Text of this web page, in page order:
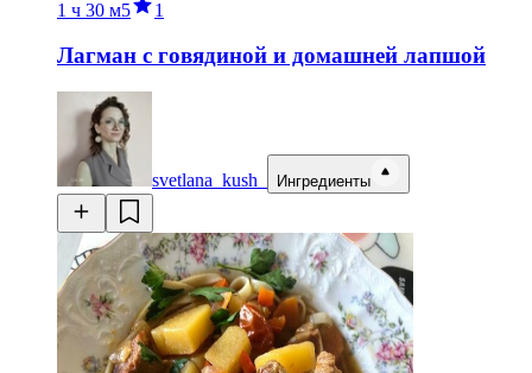
1 ч 30 м5 1
Лагман с говядиной и домашней лапшой
svetlana_kush_ Ингредиенты